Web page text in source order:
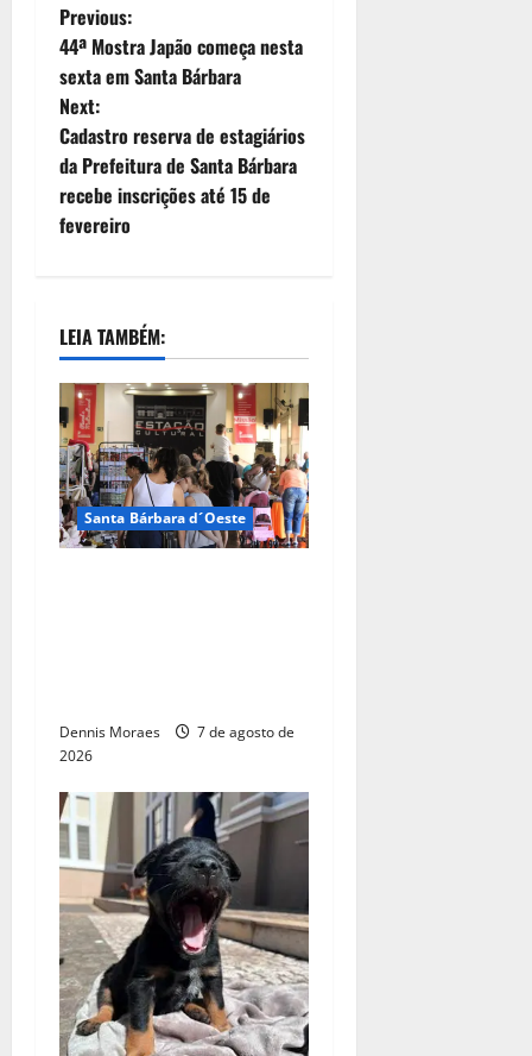
Previous:
44ª Mostra Japão começa nesta
sexta em Santa Bárbara
Next:
Cadastro reserva de estagiários
da Prefeitura de Santa Bárbara
recebe inscrições até 15 de
fevereiro
LEIA TAMBÉM:
Santa Bárbara d´Oeste
Dennis Moraes
7 de agosto de
2026